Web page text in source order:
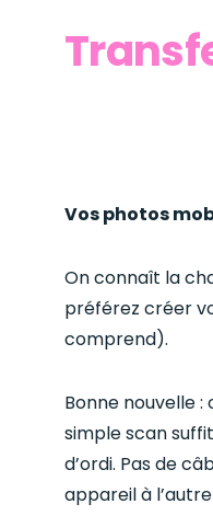
Vos photos
On connaît la
préférez créer
comprend).
Bonne nouvelle
simple scan
d’ordi. Pas de
appareil à